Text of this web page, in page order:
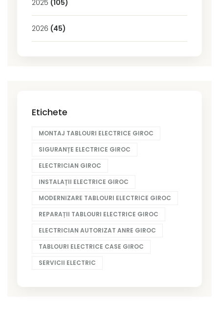
2025 (105)
2026 (45)
Etichete
MONTAJ TABLOURI ELECTRICE GIROC
SIGURANȚE ELECTRICE GIROC
ELECTRICIAN GIROC
INSTALAȚII ELECTRICE GIROC
MODERNIZARE TABLOURI ELECTRICE GIROC
REPARAȚII TABLOURI ELECTRICE GIROC
ELECTRICIAN AUTORIZAT ANRE GIROC
TABLOURI ELECTRICE CASE GIROC
SERVICII ELECTRIC